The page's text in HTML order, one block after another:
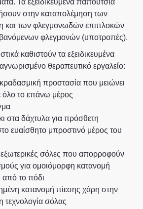
Τα εξειδικευμένα παπούτσια
στην καταπολέμηση των
και των φλεγμονωδών επιπλοκών
φλεγμονών (υποτροπές).
καθιστούν τα εξειδικευμένα
θεραπευτικό εργαλείο:
προστασία που μειώνει
όλο το επάνω μέρος
στα δάχτυλα για πρόσθετη
ευαίσθητο μπροστινό μέρος του
εξωτερικές σόλες που απορροφούν
για ομοιόμορφη κατανομή
από το πόδι
κατανομή πίεσης χάρη στην
τεχνολογία σόλας